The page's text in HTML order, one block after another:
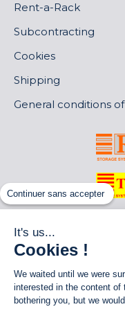
Rent-a-Rack
Subcontracting
Cookies
Shipping
General conditions
Continuer sans accepter
It's us...
Cookies !
We waited until we were
interested in the content of
bothering you, but we